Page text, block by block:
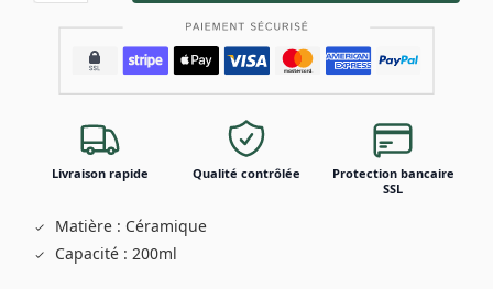
Livraison rapide Qualité contrôlée
Protection bancaire
SSL
Matière : Céramique
Capacité : 200ml